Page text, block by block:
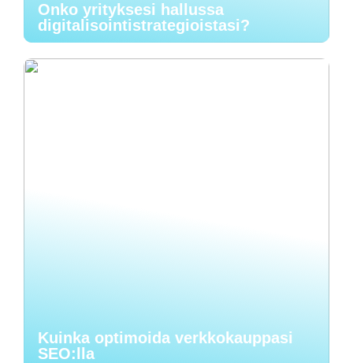
Onko yrityksesi hallussa
digitalisointistrategioistasi?
Kuinka optimoida verkkokauppasi
SEO:lla